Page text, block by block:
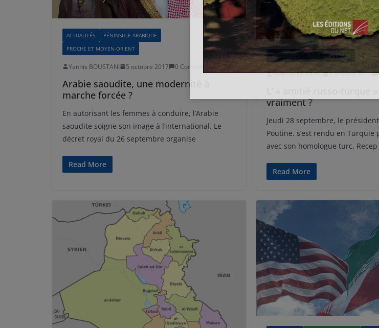
ACTUALITÉS
PÉNINSULE ARABIQUE
PROCHE ET MOYEN-ORIENT
Yannis BOUSTANI 5 octobre 2017 0 Comments
Arabie saoudite, une modernité à
marche forcée ?
En autorisant les femmes à conduire, l’Arabie
saoudite soigne son image à l’international. Le
décret royal du 26 septembre organise
Read More
ACTUALITÉS TURQUIE
Noémie MOREAU 3 octobre 2017
vraiment ?
Jeudi 28 septembre, le
Poutine, s’est rendu en
avec son homologue turc, Recep
Read More